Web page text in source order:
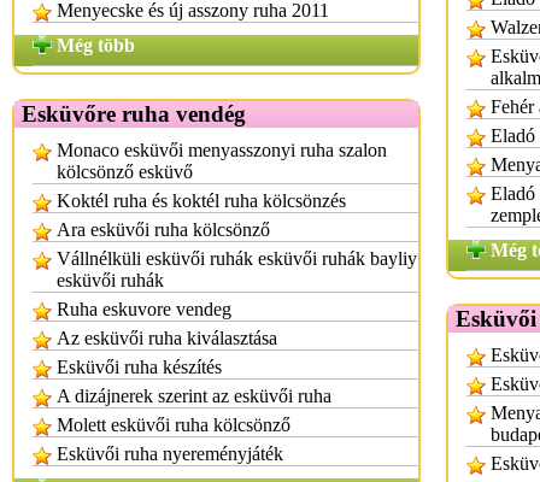
Menyecske és új asszony ruha 2011
Még több
Esküvőre ruha vendég
Monaco esküvői menyasszonyi ruha szalon
kölcsönző esküvő
Koktél ruha és koktél ruha kölcsönzés
Ara esküvői ruha kölcsönző
Vállnélküli esküvői ruhák esküvői ruhák bayliy
esküvői ruhák
Ruha eskuvore vendeg
Az esküvői ruha kiválasztása
Esküvői ruha készítés
A dizájnerek szerint az esküvői ruha
Molett esküvői ruha kölcsönző
Esküvői ruha nyereményjáték
Fehér
Eladó
Eladó
Még
Esküvői